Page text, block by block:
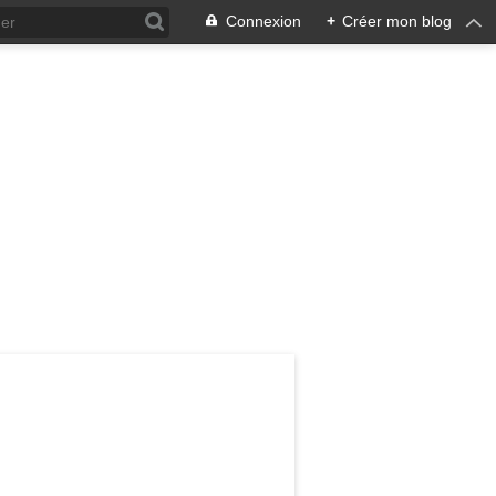
Connexion + Créer mon blog